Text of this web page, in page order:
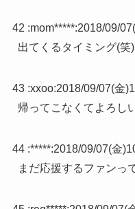
42 :mom*****:2018/09/
出てくるタイミング(
43 :xxoo:2018/09/07(金
帰ってこなくてよろし
44 :*****:2018/09/07(金
まだ応援するファンっ